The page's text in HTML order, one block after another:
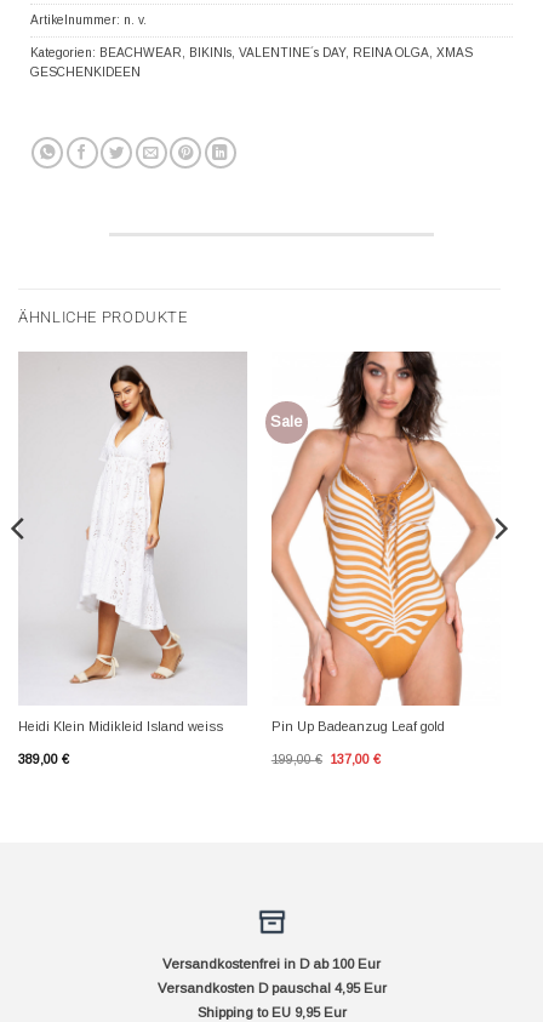
Artikelnummer: n. v.
Kategorien: BEACHWEAR BIKINIs VALENTINE´s DAY, REINA OLGA XMAS
GESCHENKIDEEN
ÄHNLICHE PRODUKTE
Heidi Klein Midikleid Island weiss
389,00 €
Sale
Pin Up Badeanzug Leaf gold
199,00€
Ursprünglicher
Preis
137,00€Aktueller
Versandkostenfrei in D ab 100 Eur
Versandkosten D pauschal 4,95 Eur
Shipping to EU 9,95 Eur